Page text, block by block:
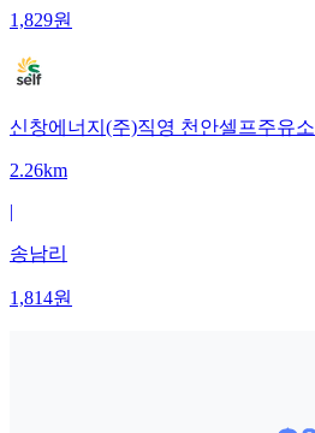
1,829원
신창에너지(주)직영 천안셀프주유소
2.26km
|
송남리
1,814원